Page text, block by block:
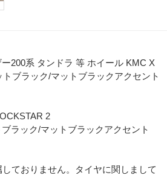
ー200系 タンドラ 等 ホイール KMC X
ブラック/マットブラックアクセント
2
ラック/マットブラックアクセント
ておりません。タイヤに関しまして